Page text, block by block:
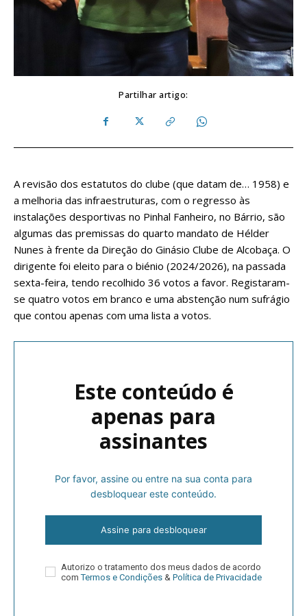
Partilhar artigo:
A revisão dos estatutos do clube (que datam de… 1958) e
a melhoria das infraestruturas, com o regresso às
instalações desportivas no Pinhal Fanheiro, no Bárrio, são
algumas das premissas do quarto mandato de Hélder
Nunes à frente da Direção do Ginásio Clube de Alcobaça. O
dirigente foi eleito para o biénio (2024/2026), na passada
sexta-feira, tendo recolhido 36 votos a favor. Registaram-
se quatro votos em branco e uma abstenção num sufrágio
que contou apenas com uma lista a votos.
Este conteúdo é
apenas para
assinantes
Por favor, assine ou entre na sua conta para
desbloquear este conteúdo.
Assine para desbloquear
Autorizo o tratamento dos meus dados de acordo
comTermos e Condições & Política de Privacidade